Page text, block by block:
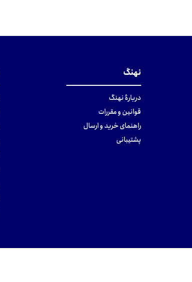
نهنگ
دربارهٔ نهنگ
قوانین و مقررات
راهنمای خرید و ارسال
پشتیبانی